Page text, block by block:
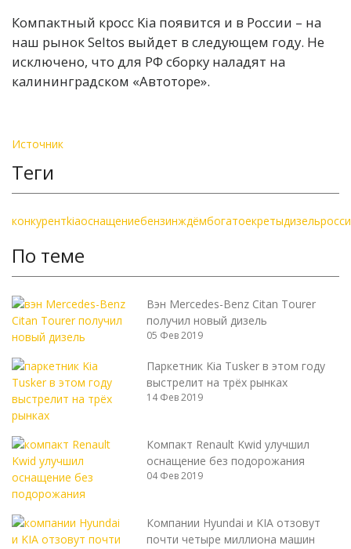
Компактный кросс Kia появится и в России – на
наш рынок Seltos выйдет в следующем году. Не
исключено, что для РФ сборку наладят на
калининградском «Автоторе».
Источник
Теги
конкурентkiaоснащениебензинждёмбогатоекретыдизель
По теме
Вэн Mercedes-Benz Citan Tourer
получил новый дизель
05 Фев 2019
Паркетник Kia Tusker в этом году
выстрелит на трёх рынках
14 Фев 2019
Компакт Renault Kwid улучшил
оснащение без подорожания
04 Фев 2019
Компании Hyundai и KIA отзовут
почти четыре миллиона машин